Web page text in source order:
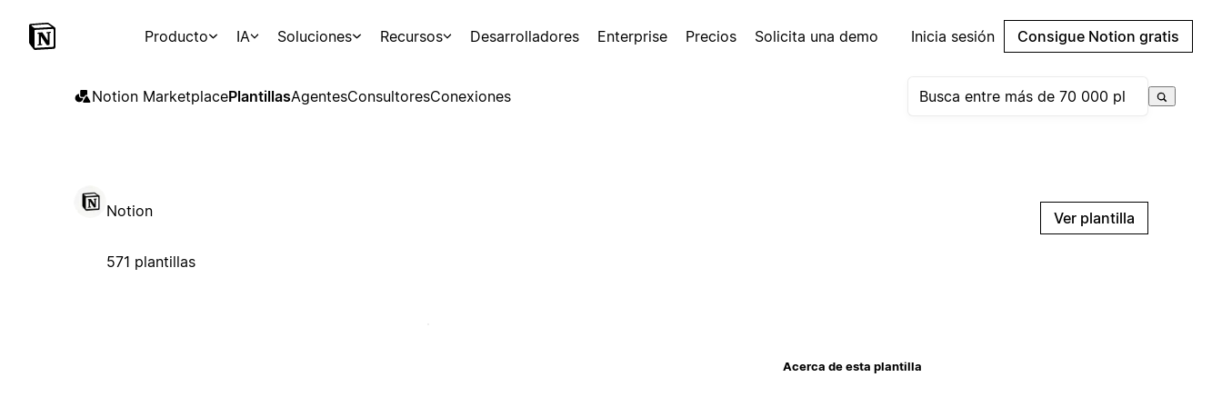
Producto IA Soluciones Recursos Desarrolladores Enterprise Precios Solicita una demo Inicia sesión Consigue Notion gratis
Notion MarketplacePlantillasAgentesConsultoresConexiones
Notion
571 plantillas
Ver plantilla
Acerca de esta plantilla